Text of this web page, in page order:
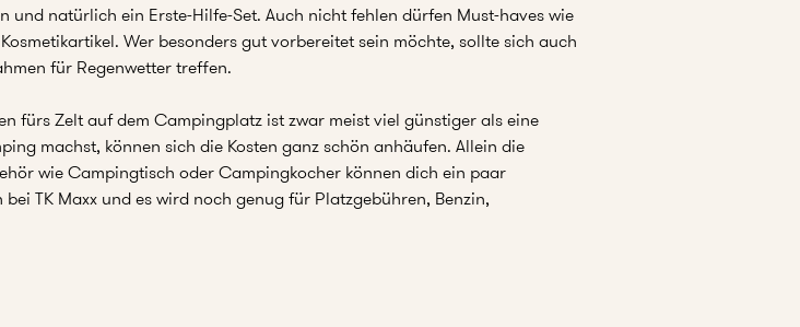
natürlich ein Erste-Hilfe-Set. Auch nicht fehlen dürfen Must-haves wie
Wer besonders gut vorbereitet sein möchte, sollte sich auch
für Regenwetter treffen.
fürs Zelt auf dem Campingplatz ist zwar meist viel günstiger als eine
machst, können sich die Kosten ganz schön anhäufen. Allein die
wie Campingtisch oder Campingkocher können dich ein paar
TK Maxx und es wird noch genug für Platzgebühren, Benzin,